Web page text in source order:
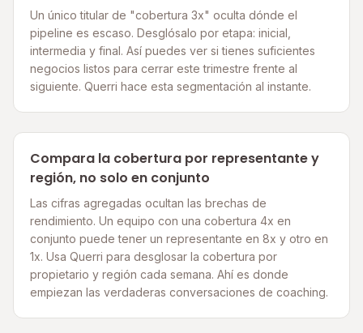
Un único titular de "cobertura 3x" oculta dónde el
pipeline es escaso. Desglósalo por etapa: inicial,
intermedia y final. Así puedes ver si tienes suficientes
negocios listos para cerrar este trimestre frente al
siguiente. Querri hace esta segmentación al instante.
Compara la cobertura por representante y
región, no solo en conjunto
Las cifras agregadas ocultan las brechas de
rendimiento. Un equipo con una cobertura 4x en
conjunto puede tener un representante en 8x y otro en
1x. Usa Querri para desglosar la cobertura por
propietario y región cada semana. Ahí es donde
empiezan las verdaderas conversaciones de coaching.